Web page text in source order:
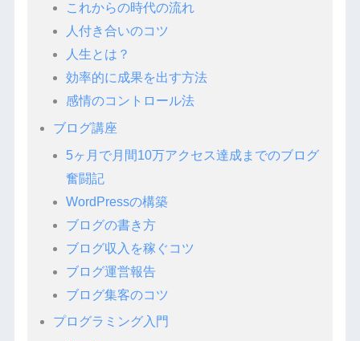
これからの時代の流れ
人付き合いのコツ
人生とは？
効率的に成果を出す方法
感情のコントロール法
ブログ講座
5ヶ月で月間10万アクセス達成までのブログ
奮闘記
WordPressの構築
ブログの書き方
ブログ収入を稼ぐコツ
ブログ運営報告
ブログ集客のコツ
プログラミング入門